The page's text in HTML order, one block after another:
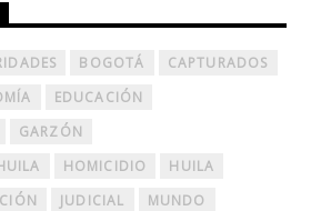
BOGOTÁ
CAPTURADOS
EDUCACIÓN
GARZÓN
HOMICIDIO
HUILA
JUDICIAL
MUNDO